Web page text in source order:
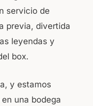
servicio de
previa, divertida
leyendas y
box.
y estamos
una bodega